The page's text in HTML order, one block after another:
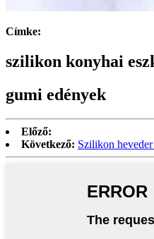
Címke:
szilikon konyhai
gumi edények
Előző:
Következő: Szilikon